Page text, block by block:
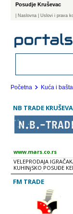
Posudje Kruševac
Naslovna | Uslovi i prava
Početna Kuća i bašta
NB TRADE
www.mars.co.rs
VELEPRODAJA
KUHINjSKO POSUĐE
VAZE i SVEĆE RATAN
SLIKE SATOVI UPALjAČI
FM TRADE